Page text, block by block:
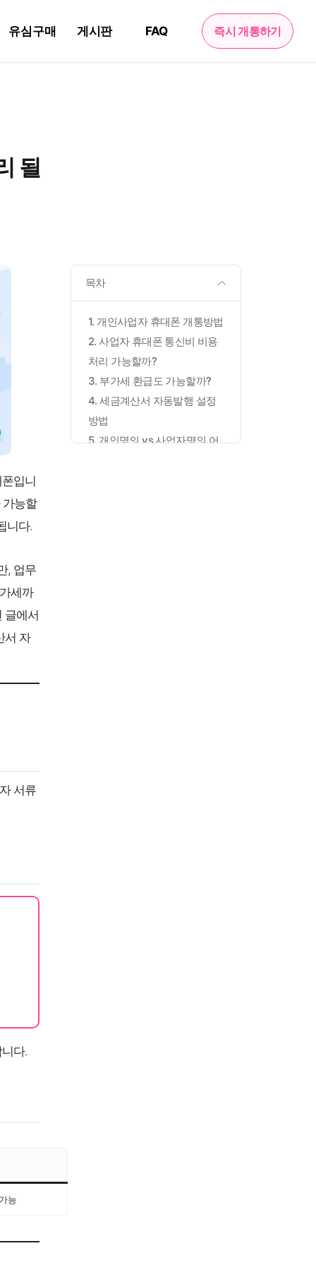
유심구매 게시판 FAQ 즉시 개통하기
될
목차
1. 개인사업자 휴대폰 개통방법
2. 사업자 휴대폰 통신비 비용
처리 가능할까?
3. 부가세 환급도 가능할까?
4. 세금계산서 자동발행 설정
방법
5. 개인명의 vs 사업자명의 어
입니
가능할
니다.
, 업무
세까
글에서
서 자
서류
다.
능